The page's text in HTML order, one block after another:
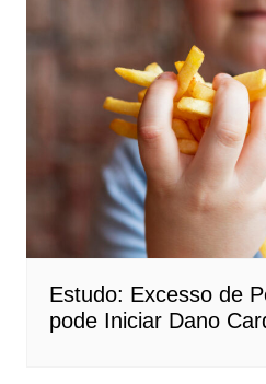
Estudo: Excesso de
pode Iniciar Dano